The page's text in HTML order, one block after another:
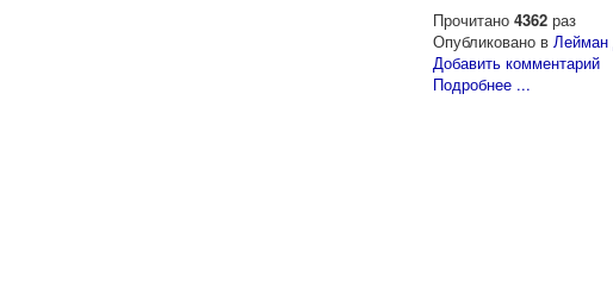
Прочитано 4362раз
Опубликовано в Лейман
Добавить комментарий
Подробнее ...